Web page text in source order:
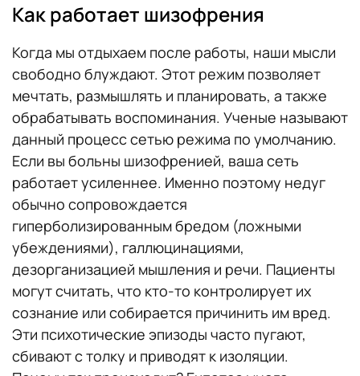
Как работает шизофрения
Когда мы отдыхаем после работы, наши мысли
свободно блуждают. Этот режим позволяет
мечтать, размышлять и планировать, а также
обрабатывать воспоминания. Ученые называют
данный процесс сетью режима по умолчанию.
Если вы больны шизофренией, ваша сеть
работает усиленнее. Именно поэтому недуг
обычно сопровождается
гиперболизированным бредом (ложными
убеждениями), галлюцинациями,
дезорганизацией мышления и речи. Пациенты
могут считать, что кто-то контролирует их
сознание или собирается причинить им вред.
Эти психотические эпизоды часто пугают,
сбивают с толку и приводят к изоляции.